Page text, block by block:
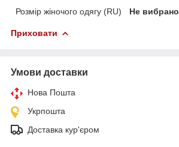
Розмір жіночого одягу (RU)
Не вибрано
Приховати
Умови доставки
Нова Пошта
Укрпошта
Доставка кур'єром